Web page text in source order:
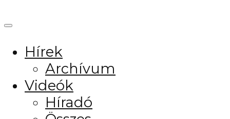
Hírek
Archívum
Videók
Híradó